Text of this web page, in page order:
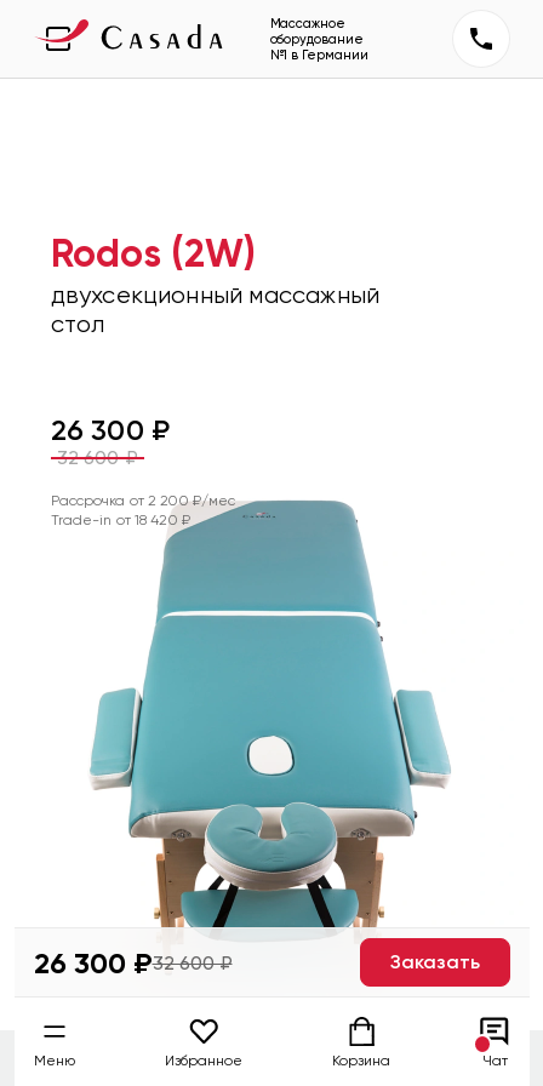
Массажное
оборудование
№1 в Германии
Rodos (2W)
двухсекционный массажный
стол
26 300 ₽
32 600₽
Рассрочка от2 200₽/мес
Trade-in от 18 420 ₽
26 300 ₽32 600 ₽ Заказать
Меню Избранное Корзина Чат